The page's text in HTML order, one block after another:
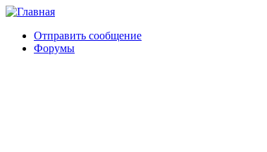
Отправить сообщение
Форумы